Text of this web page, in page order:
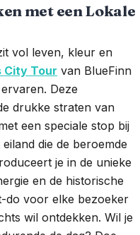
met een Lokale
vol leven, kleur en
City Tour van BlueFinn
Deze
drukke straten van
een speciale stop bij
die de beroemde
je in de unieke
en de historische
do voor elke bezoeker
wil ontdekken. Wil je